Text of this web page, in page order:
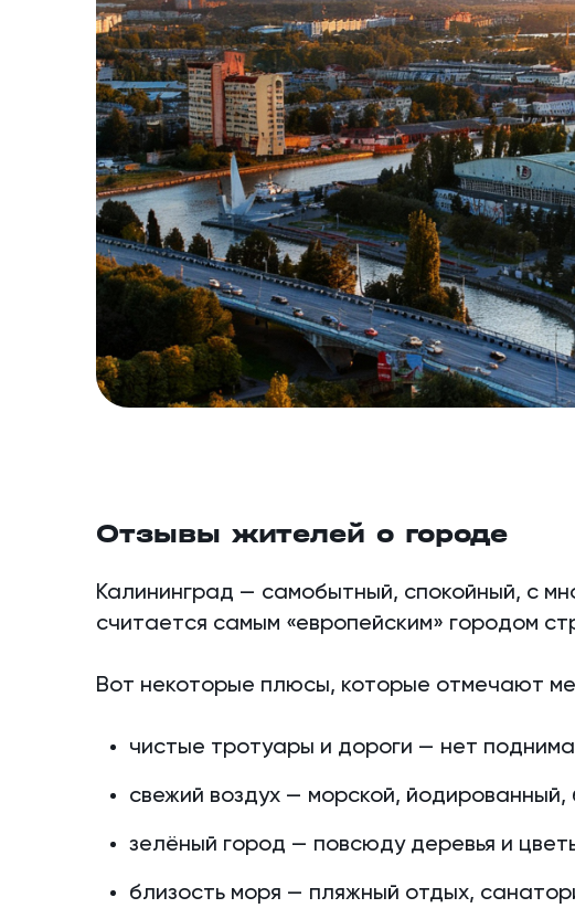
Отзывы жителей о городе
Калининград — самобытный, спокойный, с
считается самым «европейским» городом
Вот некоторые плюсы, которые отмечают
чистые тротуары и дороги — нет
свежий воздух — морской, йодированный,
зелёный город — повсюду деревья и
близость моря — пляжный отдых,